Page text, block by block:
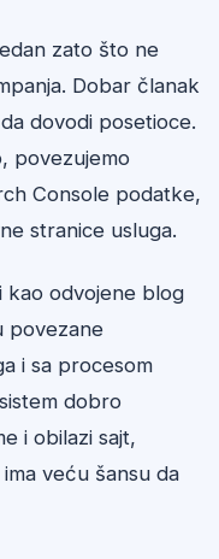
zato što ne
Dobar članak
dovodi posetioce.
povezujemo
Console podatke,
stranice usluga.
kao odvojene blog
povezane
i sa procesom
dobro
i obilazi sajt,
veću šansu da